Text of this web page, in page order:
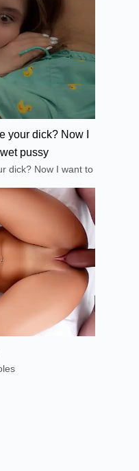
your dick? Now I
pussy
dick? Now I want to